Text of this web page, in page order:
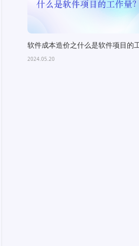
软件成本造价之什么是软件项目的
量？
2024.05.20